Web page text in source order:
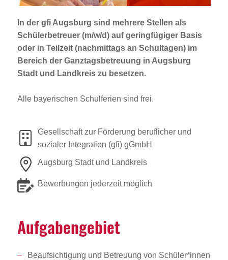
Jobportal
Presse und Medien
bbw e. V.
Karriere
Presse
News Archiv
In der gfi Augsburg sind mehrere Stellen als
Schülerbetreuer (m/w/d)auf geringfügiger Basis
oder in Teilzeit (nachmittags an Schultagen) im
Bereich der Ganztagsbetreuung in Augsburg
Stadt und Landkreis zu besetzen.
Alle bayerischen Schulferien sind frei.
Gesellschaft zur Förderung beruflicher und
sozialer Integration (gfi) gGmbH
Augsburg Stadt und Landkreis
Bewerbungen jederzeit möglich
Aufga­ben­ge­biet
Beaufsichtigung und Betreuung von Schüler*innen